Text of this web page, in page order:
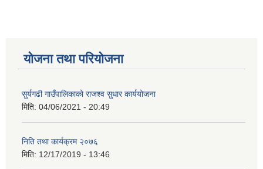
योजना तथा परियोजना
सुर्यगढी गाउँपालिकाको राजश्व सुधार कार्ययोजना
मिति: 04/06/2021 - 20:49
निति तथा कार्यक्रम २०७६
मिति: 12/17/2019 - 13:46